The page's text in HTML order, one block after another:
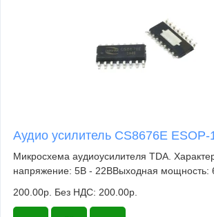
Аудио усилитель CS8676E ESOP-
Микросхема аудиоусилителя TDA.
напряжение: 5В - 22ВВыходная мощность:
200.00р. Без НДС: 200.00р.